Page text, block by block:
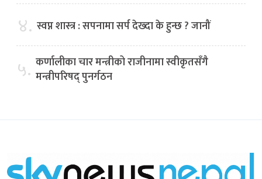
४. स्वप्न शास्त्र : सपनामा सर्प देख्दा के हुन्छ ? जानौं
५. कर्णालीका चार मन्त्रीको राजीनामा स्वीकृतसँगै
मन्त्रीपरिषद् पुनर्गठन